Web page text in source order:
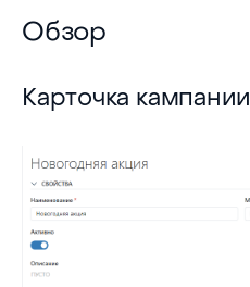
Обзор
Обзор
Карточка кампании
Карточка кампании